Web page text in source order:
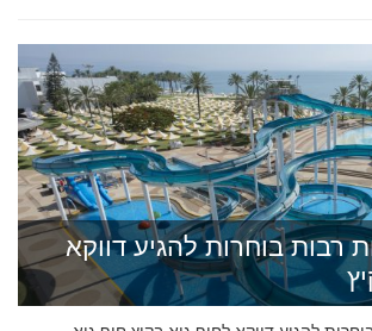
רבות בוחרות להגיע דווקא